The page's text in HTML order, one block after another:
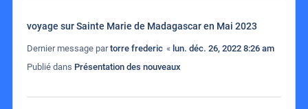
voyage sur Sainte Marie de Madagascar en Mai 2023
Dernier message partorre frederic « lun. déc. 26, 2022 8:26 am
Publié dans Présentation des nouveaux